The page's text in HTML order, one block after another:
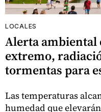
LOCALES
Alerta ambiental
extremo,
tormentas para
Las temperaturas
humedad que